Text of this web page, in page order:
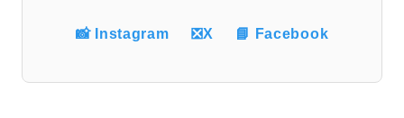
📸 Instagram ❎X 📘 Facebook